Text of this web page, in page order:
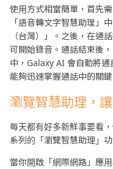
使用方式相當簡單，首先
「語音轉文字智慧助理」
（台灣）」。之後，在通
可開始錄音。通話結束後
中，Galaxy AI 會自動將
能夠迅速掌握通話中的關
瀏覽智慧助理，
每天都有好多新鮮事要看
系列的「瀏覽智慧助理」
當你開啟「網際網路」應